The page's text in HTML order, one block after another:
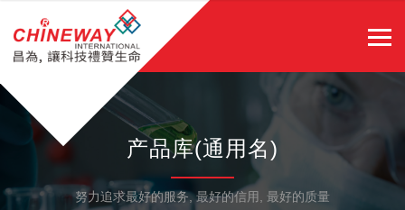
产品库(通用名)
努力追求最好的服务, 最好的信用, 最好的质量